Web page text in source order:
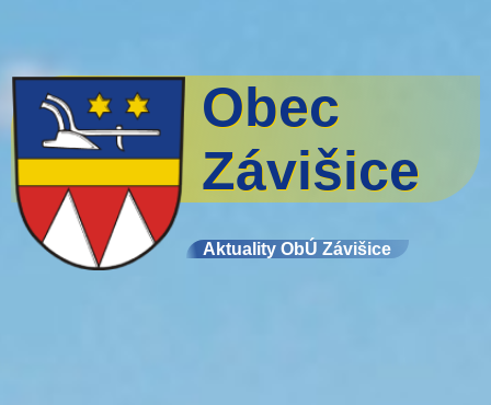
Obec
Závišice
Aktuality ObÚ Závišice